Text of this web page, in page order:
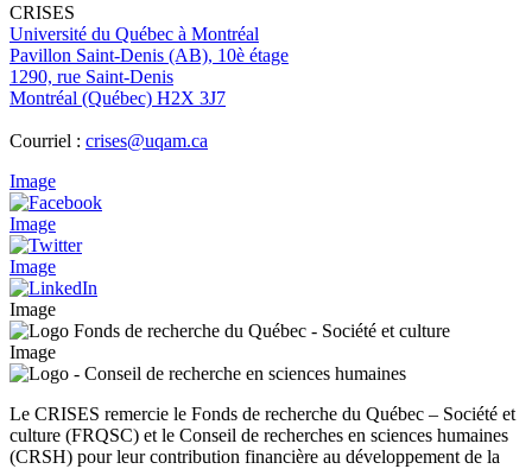
CRISES
Université du Québec à Montréal
Pavillon Saint-Denis (AB), 10è étage
1290, rue Saint-Denis
Montréal (Québec) H2X 3J7
Courriel : crises@uqam.ca
Image
Image
Image
Image
Image
Le CRISES remercie le Fonds de recherche du Québec – Société et
culture (FRQSC) et le Conseil de recherches en sciences humaines
(CRSH) pour leur contribution financière au développement de la